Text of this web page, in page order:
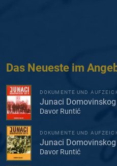
Das Neueste im
DOKUMENTE UND
Junaci
Davor Runtić
DOKUMENTE UND
Junaci
Davor Runtić